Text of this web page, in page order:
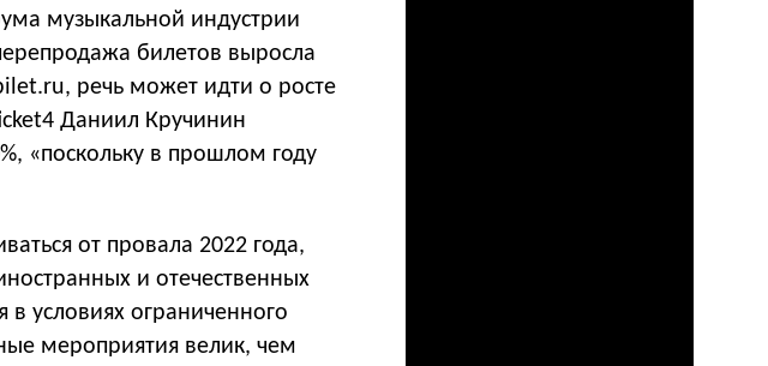
музыкальной индустрии
билетов выросла
речь может идти о росте
Даниил Кручинин
«поскольку в прошлом году
от провала 2022 года,
и отечественных
условиях ограниченного
мероприятия велик, чем